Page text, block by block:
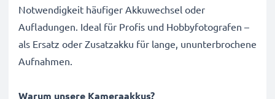
Notwendigkeit häufiger Akkuwechsel oder
Aufladungen. Ideal für Profis und Hobbyfotografen –
als Ersatz oder Zusatzakku für lange, ununterbrochene
Aufnahmen.
Warum unsere Kameraakkus?